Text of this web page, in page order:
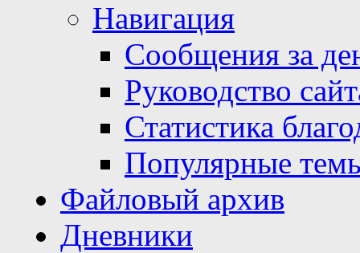
Навигация
Сообщения за
Руководство
Статистика
Популярные
Файловый архив
Дневники